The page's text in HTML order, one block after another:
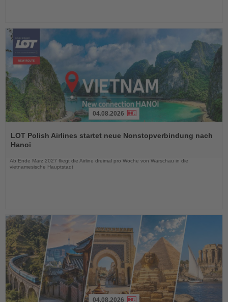
Sie
die
04.08.2026
LOT Polish Airlines startet neue Nonstopverbindung nach
Hanoi
Ab Ende März 2027 fliegt die Airline dreimal pro Woche von Warschau in die
vietnamesische Hauptstadt
04.08.2026